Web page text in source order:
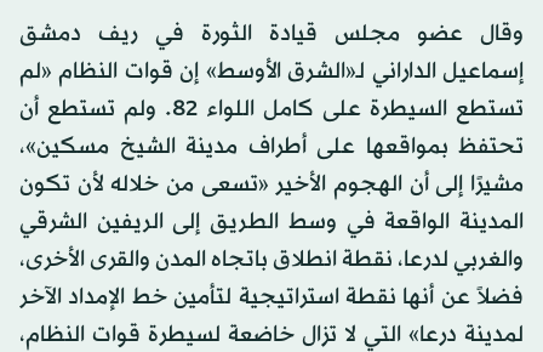
وقال عضو مجلس قيادة الثورة في ريف دمشق
إسماعيل الداراني لـ«الشرق الأوسط» إن قوات النظام «لم
تستطع السيطرة على كامل اللواء 82. ولم تستطع أن
تحتفظ بمواقعها على أطراف مدينة الشيخ مسكين»،
مشيرًا إلى أن الهجوم الأخير «تسعى من خلاله لأن تكون
المدينة الواقعة في وسط الطريق إلى الريفين الشرقي
والغربي لدرعا، نقطة انطلاق باتجاه المدن والقرى الأخرى،
فضلاً عن أنها نقطة استراتيجية لتأمين خط الإمداد الآخر
لمدينة درعا» التي لا تزال خاضعة لسيطرة قوات النظام،